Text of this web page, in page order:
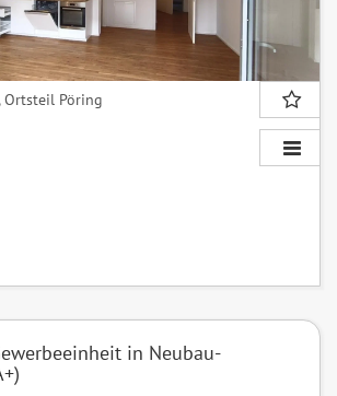
Ortsteil Pöring
in Neubau-